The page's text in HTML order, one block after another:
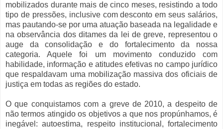
mobilizados durante mais de cinco meses, resistindo a todo
tipo de pressões, inclusive com desconto em seus salários,
mas pautando-se por uma atuação baseada na legalidade e
na observância dos ditames da lei de greve, representou o
auge da consolidação e do fortalecimento da nossa
categoria. Aquele foi um movimento conduzido com
habilidade, informação e atitudes efetivas no campo jurídico
que respaldavam uma mobilização massiva dos oficiais de
justiça em todas as regiões do estado.
O que conquistamos com a greve de 2010, a despeito de
não termos atingido os objetivos a que nos propúnhamos, é
inegável: autoestima, respeito institucional, fortalecimento